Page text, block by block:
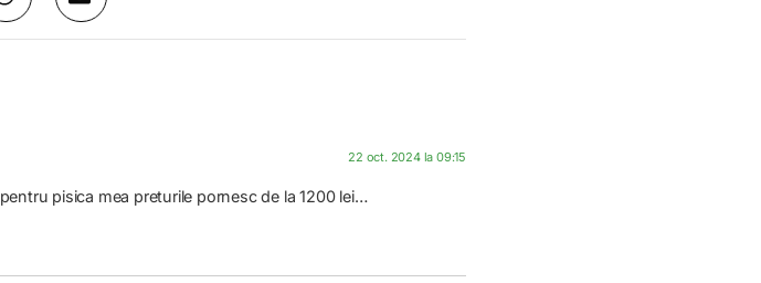
22 oct. 2024 la 09:15
pisica mea preturile pornesc de la 1200 lei…